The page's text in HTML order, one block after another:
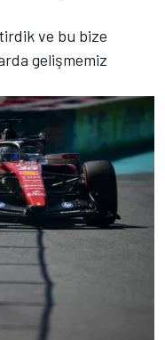
ve bu bize
gelişmemiz